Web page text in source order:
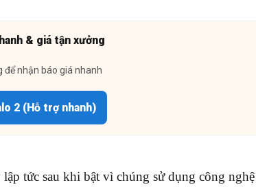
& giá tận xưởng
để nhận báo giá nhanh
2 (Hỗ trợ nhanh)
tức sau khi bật vì chúng sử dụng công nghệ